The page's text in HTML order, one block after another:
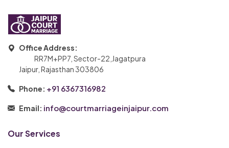
Office Address:
RR7M+PP7, Sector-22,Jagatpura
Jaipur, Rajasthan 303806
Phone: +91 6367316982
Email: info@courtmarriageinjaipur.com
Our Services